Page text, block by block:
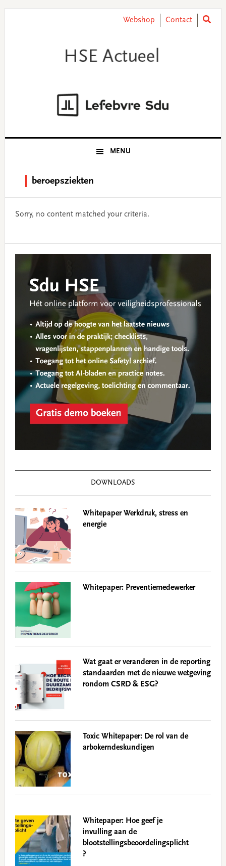
Webshop Contact
MENU
beroepsziekten
Sorry, no content matched your criteria.
Primary
Sidebar
DOWNLOADS
Whitepaper Werkdruk, stress en
energie
Whitepaper: Preventiemedewerker
Wat gaat er veranderen in de reporting
standaarden met de nieuwe wetgeving
rondom CSRD & ESG?
Toxic Whitepaper: De rol van de
arbokerndeskundigen
Whitepaper: Hoe geef je
invulling aan de
blootstellingsbeoordelingsplicht
?